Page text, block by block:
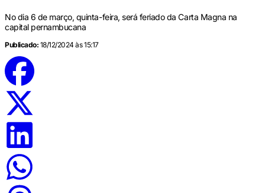
No dia 6 de março, quinta-feira, será feriado da Carta Magna na
capital pernambucana
Publicado: 18/12/2024 às 15:17